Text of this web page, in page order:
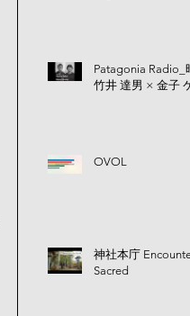
Patagonia Radio_
竹井 達男 × 金子
OVOL
神社本庁 Encounter the
Sacred